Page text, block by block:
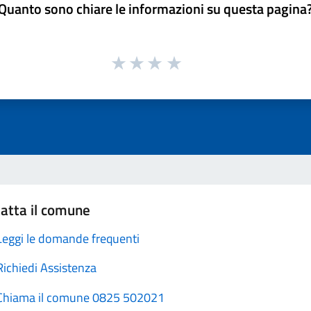
sono chiare le informazioni su questa
il comune
le domande frequenti
Assistenza
il comune 0825 502021